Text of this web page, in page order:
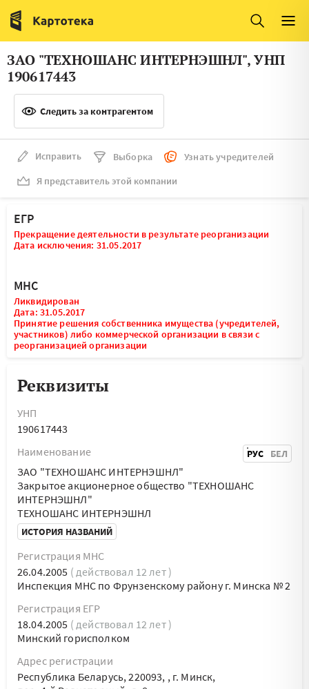
Италия
Люксембург
Литва
Латвия
Словения
Франция
Финляндия
Швеция
Мальта
ЗАО "ТЕХНОШАНС ИНТЕРНЭШНЛ", УНП
190617443
Следить за контрагентом
Исправить Выборка
Узнать учредителей
Я представитель этой компании
ЕГР
Прекращение деятельности в результате реорганизации
Дата исключения: 31.05.2017
МНС
Ликвидирован
Дата: 31.05.2017
Принятие решения собственника имущества (учредителей,
участников) либо коммерческой организации в связи с
реорганизацией организации
Реквизиты
УНП
190617443
Наименование
РУС БЕЛ
ЗАО "ТЕХНОШАНС ИНТЕРНЭШНЛ"
Закрытое акционерное общество "ТЕХНОШАНС
ИНТЕРНЭШНЛ"
ТЕХНОШАНС ИНТЕРНЭШНЛ
ИСТОРИЯ НАЗВАНИЙ
Регистрация МНС
26.04.2005 ( действовал 12 лет )
Инспекция МНС по Фрунзенскому району г. Минска № 2
Регистрация ЕГР
18.04.2005 ( действовал 12 лет )
Минский горисполком
Адрес регистрации
Республика Беларусь, 220093, , г. Минск,